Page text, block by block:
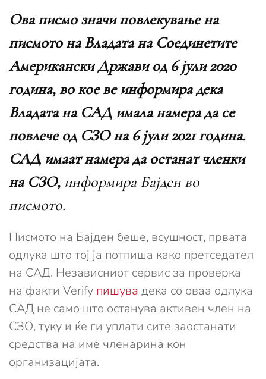
Ова писмо значи повлекување на
писмото на Владата на Соединетите
Американски Држави од 6 јули 2020
година, во кое ве информира дека
Владата на САД имала намера да се
повлече од СЗО на 6 јули 2021 година.
САД имаат намера да останат членки
на СЗО, информира Бајден во
писмото.
Писмото на Бајден беше, всушност, првата
одлука што тој ја потпиша како претседател
на САД. Независниот сервис за проверка
на факти Verify пишува дека со оваа одлука
САД не само што останува активен член на
СЗО, туку и ќе ги уплати сите заостанати
средства на име членарина кон
организацијата.